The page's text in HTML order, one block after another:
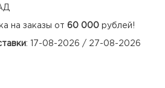
на заказы от 60 000 рублей!
: 17-08-2026 / 27-08-2026